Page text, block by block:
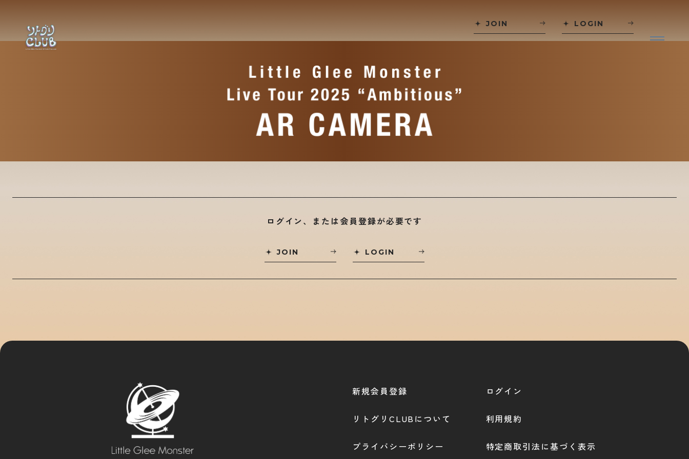
JOIN LOGIN
ログイン、または会員登録が必要です
JOIN LOGIN
新規会員登録 ログイン
リトグリCLUBについて 利用規約
プライバシーポリシー 特定商取引法に基づく表示